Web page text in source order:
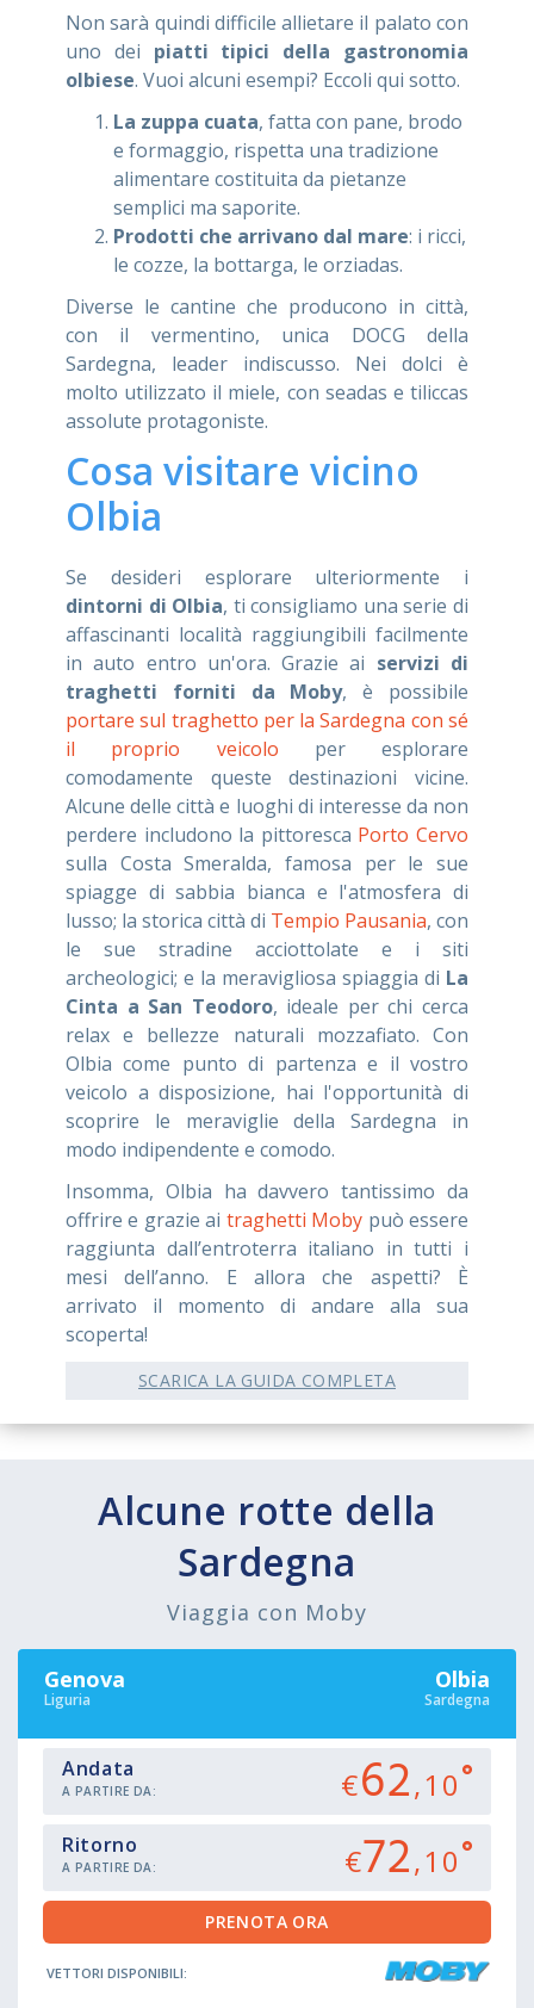
Non sarà quindi difficile allietare il palato con
uno dei piatti tipici della gastronomia
olbiese. Vuoi alcuni esempi? Eccoli qui sotto.
La zuppa cuata, fatta con pane, brodo
e formaggio, rispetta una tradizione
alimentare costituita da pietanze
semplici ma saporite.
Prodotti che arrivano dal mare: i ricci,
le cozze, la bottarga, le orziadas.
Diverse le cantine che producono in città,
con il vermentino, unica DOCG della
Sardegna, leader indiscusso. Nei dolci è
molto utilizzato il miele, con seadas e tiliccas
assolute protagoniste.
Cosa visitare vicino
Olbia
Se desideri esplorare ulteriormente i
dintorni di Olbia, ti consigliamo una serie di
affascinanti località raggiungibili facilmente
in auto entro un'ora. Grazie ai servizi di
traghetti forniti da Moby, è possibile
portare sul traghetto per la Sardegna con sé
il proprio veicolo per esplorare
comodamente queste destinazioni vicine.
Alcune delle città e luoghi di interesse da non
perdere includono la pittoresca Porto Cervo
sulla Costa Smeralda, famosa per le sue
spiagge di sabbia bianca e l'atmosfera di
lusso; la storica città di Tempio Pausania, con
le sue stradine acciottolate e i siti
archeologici; e la meravigliosa spiaggia di La
Cinta a San Teodoro, ideale per chi cerca
relax e bellezze naturali mozzafiato. Con
Olbia come punto di partenza e il vostro
veicolo a disposizione, hai l'opportunità di
scoprire le meraviglie della Sardegna in
modo indipendente e comodo.
Insomma, Olbia ha davvero tantissimo da
offrire e grazie ai traghetti Moby può essere
raggiunta dall’entroterra italiano in tutti i
mesi dell’anno. E allora che aspetti? È
arrivato il momento di andare alla sua
scoperta!
SCARICA LA GUIDA COMPLETA
Alcune rotte della
Sardegna
Viaggia con Moby
Genova
Liguria
Olbia
Sardegna
Andata
A PARTIRE DA: €62,10
Ritorno
A PARTIRE DA: €72,10
VETTORI DISPONIBILI: